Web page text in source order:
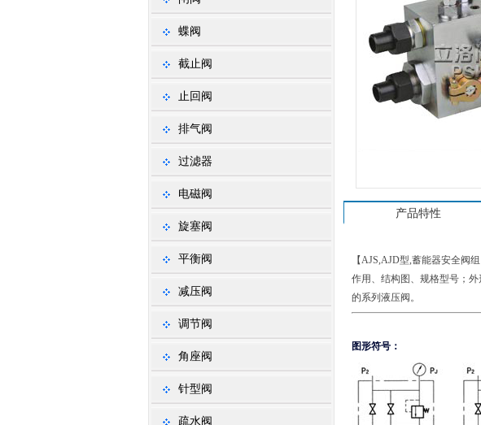
蝶阀
截止阀
止回阀
排气阀
过滤器
电磁阀
旋塞阀
平衡阀
减压阀
调节阀
角座阀
针型阀
疏水阀
产品特性
【AJS,AJD型,蓄能器安全阀
作用、结构图、规格型号；
的系列液压阀。
图形符号：